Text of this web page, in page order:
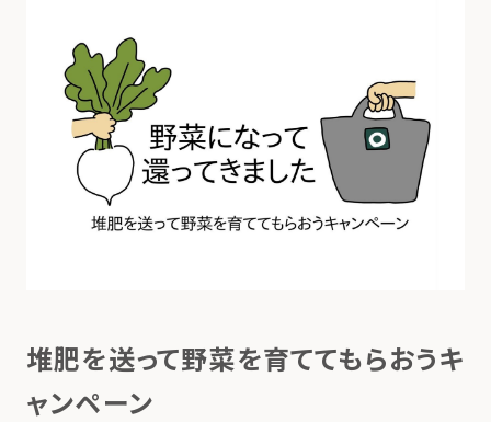
堆肥を送って野菜を育ててもらおうキ
ャンペーン